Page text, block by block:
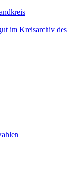
im Kreisarchiv des